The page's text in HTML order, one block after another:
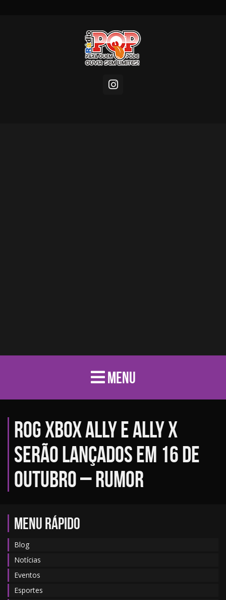
MENU
ROG Xbox Ally e Ally X
serão lançados em 16 de
outubro – Rumor
MENU RÁPIDO
Blog
Notícias
Eventos
Esportes